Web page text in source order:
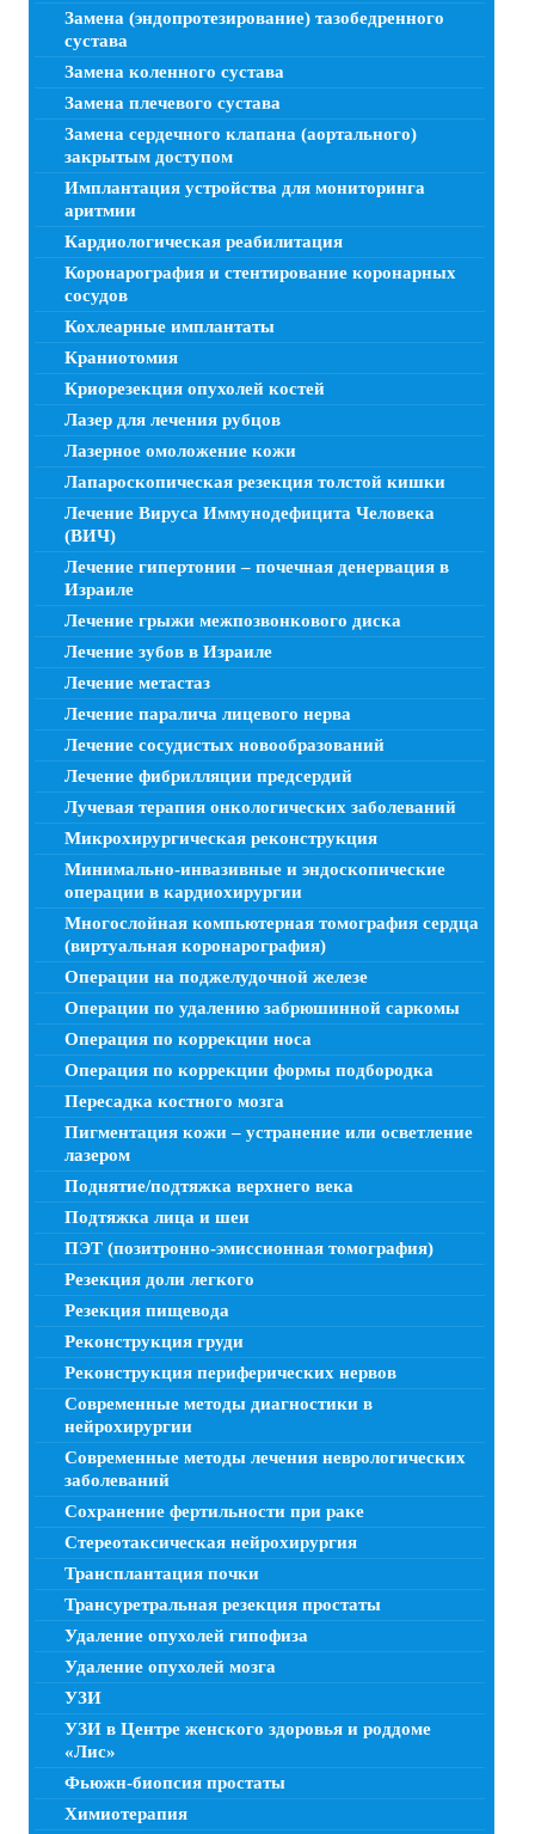
Замена (эндопротезирование) тазобедренного
сустава
Замена коленного сустава
Замена плечевого сустава
Замена сердечного клапана (аортального)
закрытым доступом
Имплантация устройства для мониторинга
аритмии
Кардиологическая реабилитация
Коронарография и стентирование коронарных
сосудов
Кохлеарные имплантаты
Краниотомия
Криорезекция опухолей костей
Лазер для лечения рубцов
Лазерное омоложение кожи
Лапароскопическая резекция толстой кишки
Лечение Вируса Иммунодефицита Человека
(ВИЧ)
Лечение гипертонии – почечная денервация в
Израиле
Лечение грыжи межпозвонкового диска
Лечение зубов в Израиле
Лечение метастаз
Лечение паралича лицевого нерва
Лечение сосудистых новообразований
Лечение фибрилляции предсердий
Лучевая терапия онкологических заболеваний
Микрохирургическая реконструкция
Минимально-инвазивные и эндоскопические
операции в кардиохирургии
Многослойная компьютерная томография сердца
(виртуальная коронарография)
Операции на поджелудочной железе
Операции по удалению забрюшинной саркомы
Операция по коррекции носа
Операция по коррекции формы подбородка
Пересадка костного мозга
Пигментация кожи – устранение или осветление
лазером
Поднятие/подтяжка верхнего века
Подтяжка лица и шеи
ПЭТ (позитронно-эмиссионная томография)
Резекция доли легкого
Резекция пищевода
Реконструкция груди
Реконструкция периферических нервов
Современные методы диагностики в
нейрохирургии
Современные методы лечения неврологических
заболеваний
Сохранение фертильности при раке
Стереотаксическая нейрохирургия
Трансплантация почки
Трансуретральная резекция простаты
Удаление опухолей гипофиза
Удаление опухолей мозга
УЗИ
УЗИ в Центре женского здоровья и роддоме
«Лис»
Фьюжн-биопсия простаты
Химиотерапия